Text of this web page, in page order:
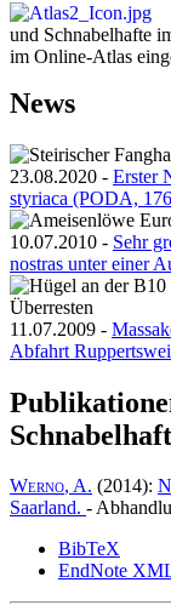
und Schnabelhafte
im Online-Atlas
News
23.08.2020 - Erster
styriaca (PODA,
10.07.2010 - Sehr
nostras unter einer
11.07.2009 -
Abfahrt
Werno, A. (2014):
Saarland. -
BibTeX
EndNote